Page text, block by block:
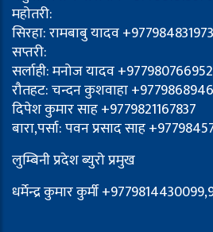
महोतरी:
सिरहा: रामबाबु यादव
सप्तरी:
सर्लाही: मनोज यादव
रौतहट: चन्दन कुशवाहा
दिपेश कुमार साह +9779821167837
बारा,पर्सा: पवन प्रसाद साह
लुम्बिनी प्रदेश ब्युरो प्रमुख
धर्मेन्द्र कुमार कुर्मी